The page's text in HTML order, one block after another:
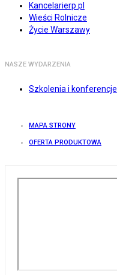
Kancelarierp.pl
Wieści Rolnicze
Życie Warszawy
NASZE WYDARZENIA
Szkolenia i konferencje
MAPA STRONY
OFERTA PRODUKTOWA